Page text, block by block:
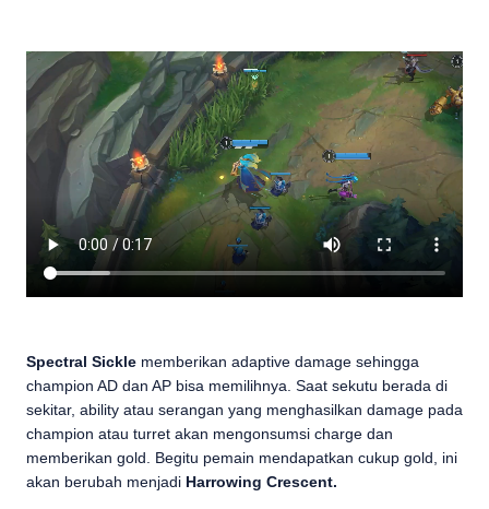
Spectral Sickle memberikan adaptive damage sehingga
champion AD dan AP bisa memilihnya. Saat sekutu berada di
sekitar, ability atau serangan yang menghasilkan damage pada
champion atau turret akan mengonsumsi charge dan
memberikan gold. Begitu pemain mendapatkan cukup gold, ini
akan berubah menjadi Harrowing Crescent.